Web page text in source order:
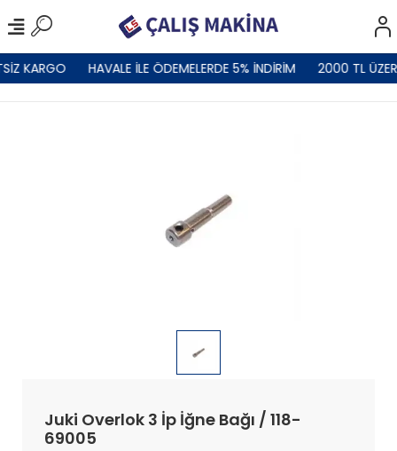
KARGO HAVALE İLE ÖDEMELERDE 5% İNDİRİM 2000 TL
Juki Overlok 3 İp İğne Bağı / 118-
69005